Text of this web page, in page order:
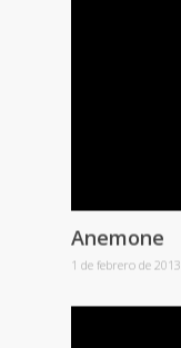
Anemone
1 de febrero de 2013